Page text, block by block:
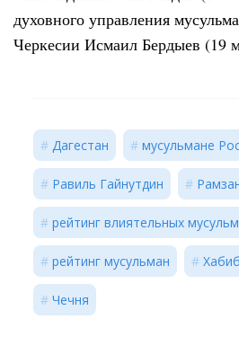
духовного управления
Черкесии Исмаил Бердыев (19
Дагестан мусульмане
Равиль Гайнутдин
рейтинг влиятельных
рейтинг мусульман
Чечня